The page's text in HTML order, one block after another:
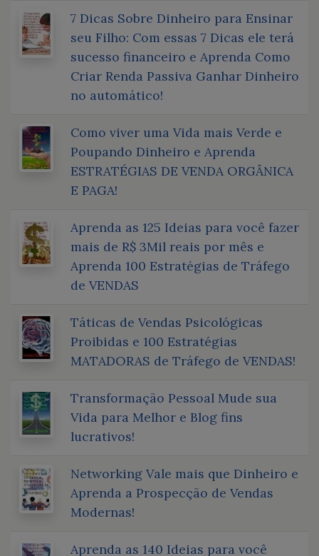
7 Dicas Sobre Dinheiro para Ensinar
seu Filho: Com essas 7 Dicas ele terá
sucesso financeiro e Aprenda Como
Criar Renda Passiva Ganhar Dinheiro
no automático!
Como viver uma Vida mais Verde e
Poupando Dinheiro e Aprenda
ESTRATÉGIAS DE VENDA ORGÂNICA
E PAGA!
Aprenda as 125 Ideias para você fazer
mais de R$ 3Mil reais por mês e
Aprenda 100 Estratégias de Tráfego
de VENDAS
Táticas de Vendas Psicológicas
Proibidas e 100 Estratégias
MATADORAS de Tráfego de VENDAS!
Transformação Pessoal Mude sua
Vida para Melhor e Blog fins
lucrativos!
Networking Vale mais que Dinheiro e
Aprenda a Prospecção de Vendas
Modernas!
Aprenda as 140 Ideias para você